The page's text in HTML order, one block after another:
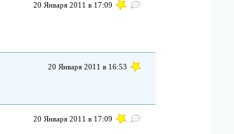
20 Января 2011 в 17:09
20 Января 2011 в 16:53
20 Января 2011 в 17:09